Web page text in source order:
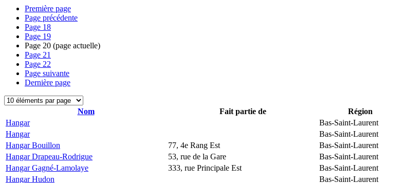
Première page
Page précédente
Page 18
Page 19
Page 20 (page actuelle)
Page 21
Page 22
Page suivante
Dernière page
Nom Fait partie de Région
Hangar
Bas-Saint-Laurent
Hangar
Bas-Saint-Laurent
Hangar Bouillon
77, 4e Rang Est Bas-Saint-Laurent
Hangar Drapeau-Rodrigue
53, rue de la Gare Bas-Saint-Laurent
Hangar Gagné-Lamolaye
333, rue Principale Est Bas-Saint-Laurent
Hangar Hudon
Bas-Saint-Laurent